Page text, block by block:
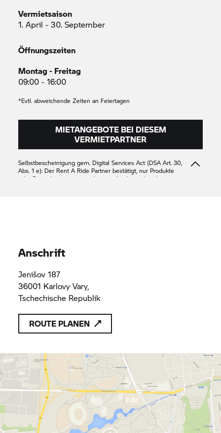
Vermietsaison
1. April - 30. September
Öffnungszeiten
Montag - Freitag
09:00 - 16:00
*Evtl. abweichende Zeiten an Feiertagen
MIETANGEBOTE BEI DIESEM
VERMIETPARTNER
Selbstbescheinigung gem. Digital Services Act (DSA Art. 30,
Abs. 1 e): Der Rent A Ride Partner bestätigt, nur Produkte
oder Dienstleistungen anzubieten, die den geltenden
Anschrift
Jenišov 187
36001 Karlovy Vary,
Tschechische Republik
ROUTE PLANEN